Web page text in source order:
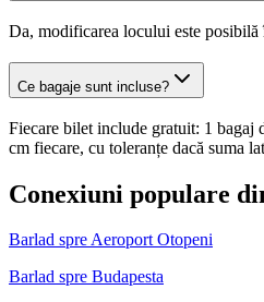
Da, modificarea locului este
Ce bagaje sunt incluse?
Fiecare bilet include gratuit: 1 bagaj
cm fiecare, cu toleranțe dacă suma
Conexiuni populare
Barlad spre Aeroport Otopeni
Barlad spre Budapesta